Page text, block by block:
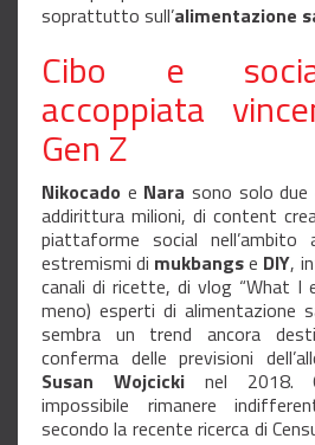
soprattutto sull’alimentazione
Cibo e
accoppiata
Gen Z
Nikocado e Nara sono solo due
addirittura milioni, di content
piattaforme social nell’ambito
estremismi di mukbangse DIY,
canali di ricette, di vlog “What I
meno) esperti di alimentazione
sembra un trend ancora
conferma delle previsioni
Susan Wojcickinel 2018.
impossibile rimanere
secondo la recente ricerca di